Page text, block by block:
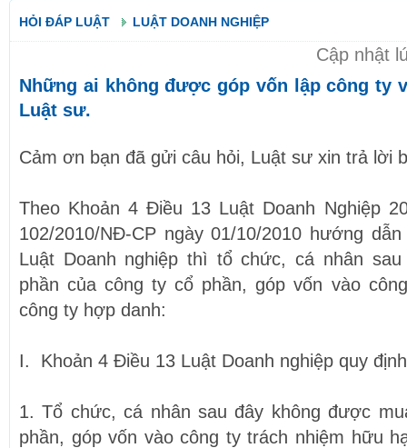
HỎI ĐÁP LUẬT LUẬT DOANH NGHIỆP
Cập nhật
Những ai không được góp vốn lập công ty
Luật sư.
Cảm ơn bạn đã gửi câu hỏi, Luật sư xin trả lời
Theo Khoản 4 Điều 13 Luật Doanh Nghiệp
102/2010/NĐ-CP ngày 01/10/2010 hướng
Luật Doanh nghiệp thì tổ chức, cá nhân
phần của công ty cổ phần, góp vốn vào
công ty hợp danh:
I. Khoản 4 Điều 13 Luật Doanh nghiệp quy
1. Tổ chức, cá nhân sau đây không được
phần, góp vốn vào công ty trách nhiệm hữu